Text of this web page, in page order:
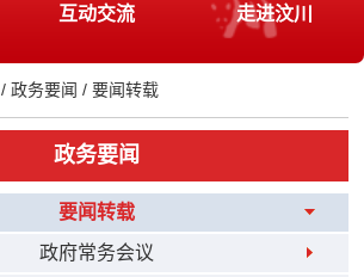
互动交流 走进汶川
/政务要闻 /要闻转载
政务要闻
要闻转载
政府常务会议